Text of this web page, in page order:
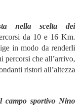
nella scelta dei
da 10 e 16 Km.
in modo da renderli
percorsi che all’arrivo,
ristori all’altezza
campo sportivo Nino